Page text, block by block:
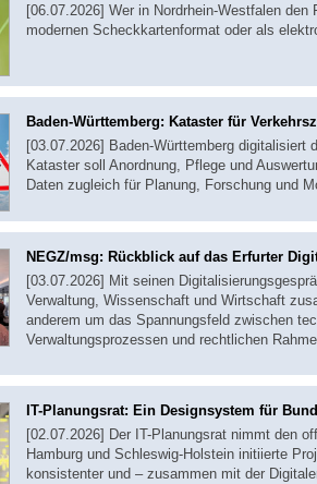
[06.07.2026] Wer in Nordrhein-Westfalen
modernen Scheckkartenformat oder als
Baden-Württemberg: Kataster für
[03.07.2026] Baden-Württemberg digitalisiert
Kataster soll Anordnung, Pflege und
Daten zugleich für Planung, Forschung und
NEGZ/msg: Rückblick auf das Erfurter
[03.07.2026] Mit seinen
Verwaltung, Wissenschaft und Wirtschaft
anderem um das Spannungsfeld zwischen
Verwaltungsprozessen und rechtlichen
IT-Planungsrat: Ein Designsystem für
[02.07.2026] Der IT-Planungsrat nimmt den
Hamburg und Schleswig-Holstein initiierte
konsistenter und – zusammen mit der